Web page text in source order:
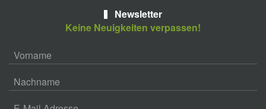
Newsletter
Keine Neuigkeiten verpassen!